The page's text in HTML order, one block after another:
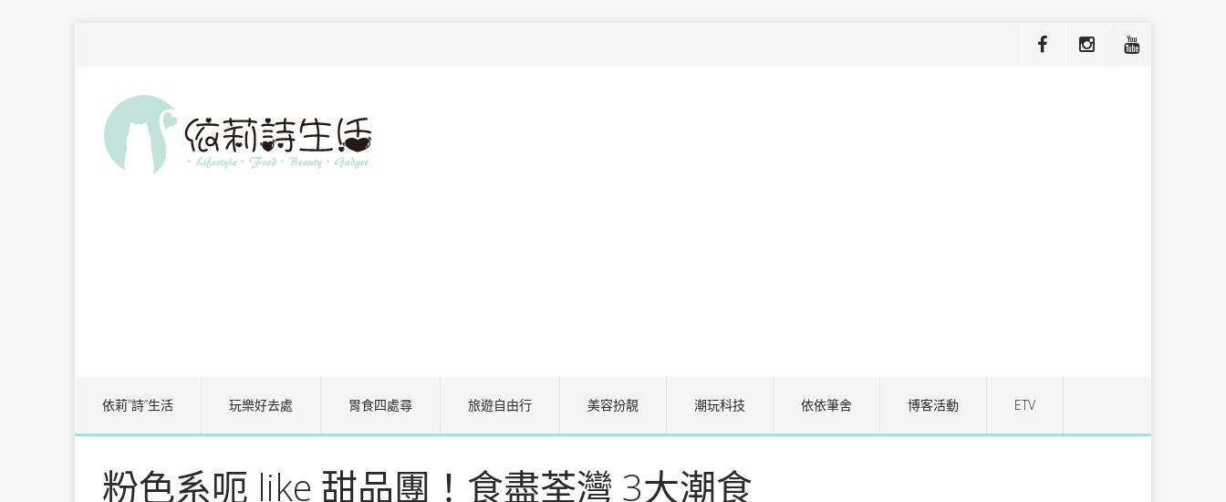
依莉”詩”生活 玩樂好去處 胃食四處尋 旅遊自由行 美容扮靚 潮玩科技 依依筆舍 博客活動 ETV
粉色系呃 like 甜品團！食盡荃灣 3大潮食